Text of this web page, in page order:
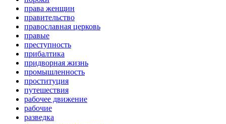
права женщин
правительство
православная церковь
правые
преступность
прибалтика
придворная жизнь
промышленность
проституция
путешествия
рабочее движение
рабочие
разведка